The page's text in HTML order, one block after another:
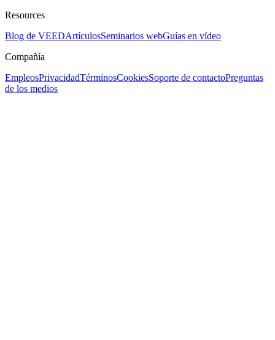
Resources
Blog de VEEDArtículosSeminarios webGuías en vídeo
Compañía
EmpleosPrivacidadTérminosCookiesSoporte de contactoPreguntas
de los medios